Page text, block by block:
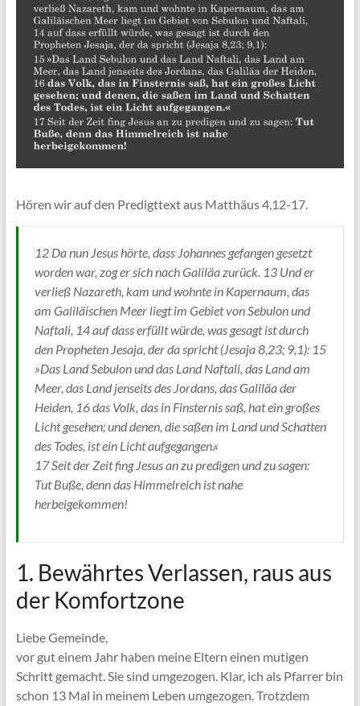
Hören wir auf den Predigttext aus Matthäus 4,12-17.
12 Da nun Jesus hörte, dass Johannes gefangen gesetzt
worden war, zog er sich nach Galiläa zurück. 13 Und er
verließ Nazareth, kam und wohnte in Kapernaum, das
am Galiläischen Meer liegt im Gebiet von Sebulon und
Naftali, 14 auf dass erfüllt würde, was gesagt ist durch
den Propheten Jesaja, der da spricht (Jesaja 8,23; 9,1): 15
»Das Land Sebulon und das Land Naftali, das Land am
Meer, das Land jenseits des Jordans, das Galiläa der
Heiden, 16 das Volk, das in Finsternis saß, hat ein großes
Licht gesehen; und denen, die saßen im Land und Schatten
des Todes, ist ein Licht aufgegangen.«
17 Seit der Zeit fing Jesus an zu predigen und zu sagen:
Tut Buße, denn das Himmelreich ist nahe
herbeigekommen!
1. Bewährtes Verlassen, raus aus
der Komfortzone
Liebe Gemeinde,
vor gut einem Jahr haben meine Eltern einen mutigen
Schritt gemacht. Sie sind umgezogen. Klar, ich als Pfarrer bin
schon 13 Mal in meinem Leben umgezogen. Trotzdem